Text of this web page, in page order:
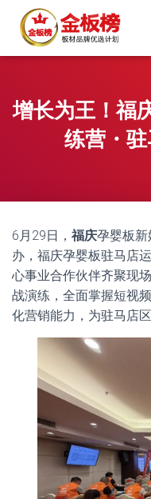
增长为王！福
练营・
6月29日， 福庆孕婴板
办，福庆孕婴板驻马店
心事业合作伙伴齐聚现
战演练，全面掌握短视
化营销能力，为驻马店